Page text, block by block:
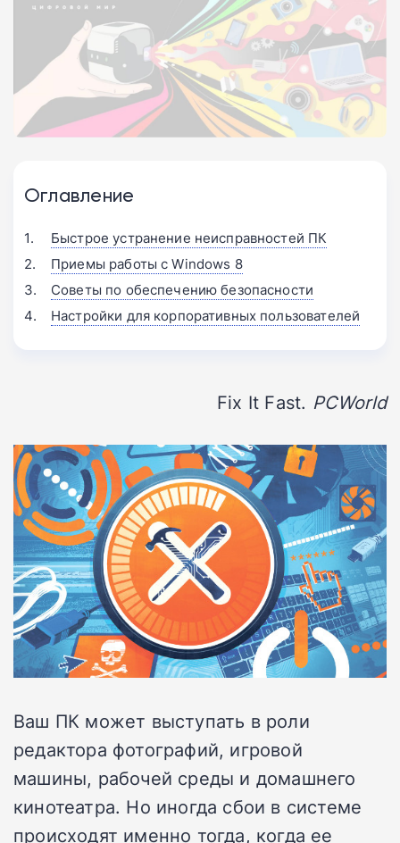
Оглавление
Быстрое устранение неисправностей ПК
Приемы работы с Windows 8
Советы по обеспечению безопасности
Настройки для корпоративных пользователей
Fix It Fast. PCWorld
Ваш ПК может выступать в роли
редактора фотографий, игровой
машины, рабочей среды и домашнего
кинотеатра. Но иногда сбои в системе
происходят именно тогда, когда ее